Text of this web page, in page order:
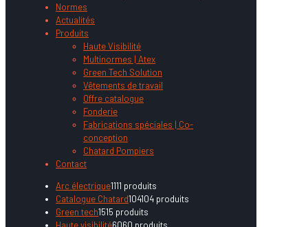
Normes
Actualités
Produits
Haute Visibilité
Multinormes | Atex
Green Tech Solution
Vêtements de travail
Offre catalogue
Fonderie
Fabrications spéciales | Co-
conception
Chatard Pompiers
Contact
Arc électrique1111 produits
Catalogue Chatard104104 produits
Green tech1515 produits
Haute visibilité6060 produits